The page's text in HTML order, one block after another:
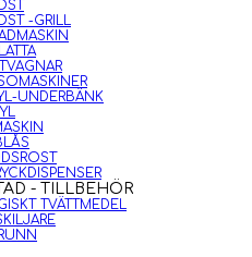
-GRILL
UNDERBÄNK
- TILLBEHÖR
TVÄTTMEDEL